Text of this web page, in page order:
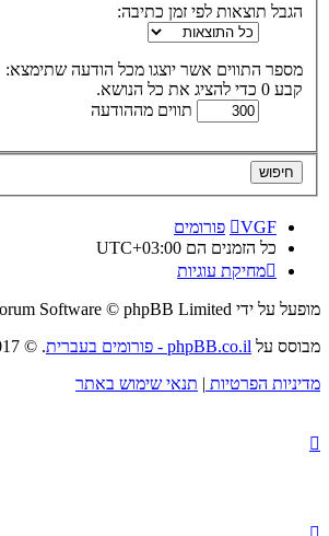
הגבל תוצאות לפי זמן כתיבה:
מספר התווים אשר יוצגו מכל הודעה שתימצא:
קבע 0 כדי להציג את כל הנושא.
תווים מההודעה
VGF
פורומים
כל הזמנים הם UTC+03:00
מחיקת עוגיות
מופעל על ידי Software © phpBB Limited
מבוסס על phpBB.co.il - פורומים בעברית
. © 2017 - phpBB.co.il.
מדיניות הפרטיות | תנאי שימוש באתר